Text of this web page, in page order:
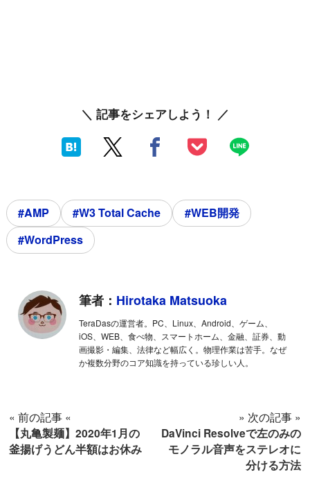
＼ 記事をシェアしよう！ ／
#AMP #W3 Total Cache
#WEB開発
#WordPress
筆者： Hirotaka Matsuoka
TeraDasの運営者。PC、Linux、Android、ゲーム、
iOS、WEB、食べ物、スマートホーム、金融、証券、動
画撮影・編集、法律など幅広く。物理作業は苦手。なぜ
か複数分野のコア知識を持っている珍しい人。
« 前の記事 «
【丸亀製麺】2020年1月の
釜揚げうどん半額はお休み
» 次の記事 »
DaVinci Resolveで左のみの
モノラル音声をステレオに
分ける方法